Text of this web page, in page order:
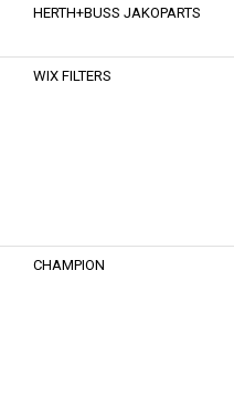
HERTH+BUSS JAKOPARTS
WIX FILTERS
CHAMPION